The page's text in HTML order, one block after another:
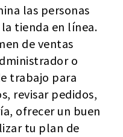
las personas
tienda en línea.
de ventas
o
trabajo para
revisar pedidos,
ofrecer un buen
tu plan de